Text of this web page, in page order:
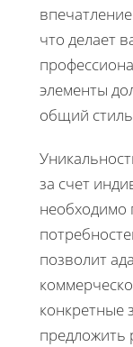
что делает
элементы
общий
за счет
необходимо
позволит
конкретные
предложить